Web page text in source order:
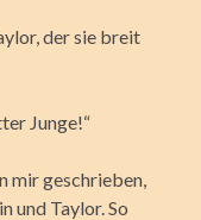
der sie breit
Junge!“
mir geschrieben,
und Taylor. So